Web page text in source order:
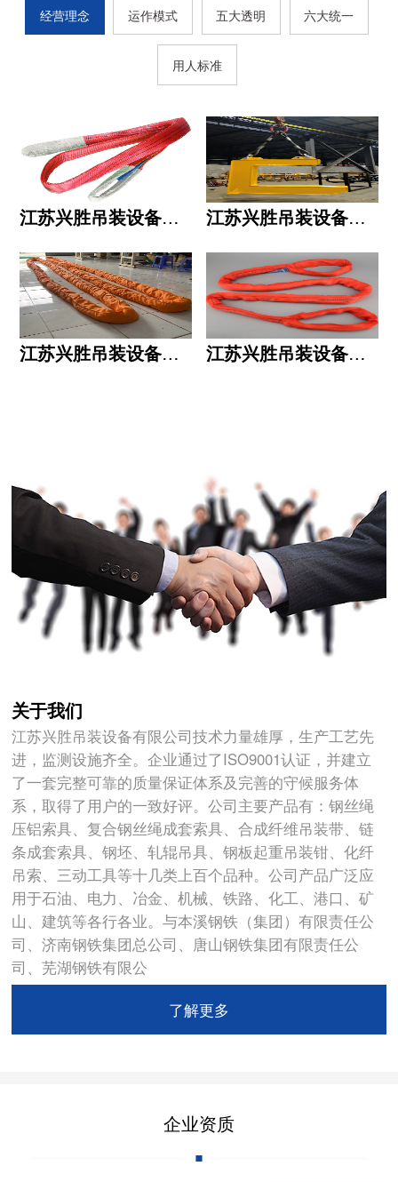
经营理念 运作模式 五大透明 六大统一
用人标准
江苏兴胜吊装设备有限公司的用人标准 江苏兴胜吊装设备有限公司的六大统一
江苏兴胜吊装设备有限公司五大透明 江苏兴胜吊装设备有限公司运作模式
关于我们
江苏兴胜吊装设备有限公司技术力量雄厚，生产工艺先
进，监测设施齐全。企业通过了ISO9001认证，并建立
了一套完整可靠的质量保证体系及完善的守候服务体
系，取得了用户的一致好评。公司主要产品有：钢丝绳
压铝索具、复合钢丝绳成套索具、合成纤维吊装带、链
条成套索具、钢坯、轧辊吊具、钢板起重吊装钳、化纤
吊索、三动工具等十几类上百个品种。公司产品广泛应
用于石油、电力、冶金、机械、铁路、化工、港口、矿
山、建筑等各行各业。与本溪钢铁（集团）有限责任公
司、济南钢铁集团总公司、唐山钢铁集团有限责任公
司、芜湖钢铁有限公
了解更多
企业资质